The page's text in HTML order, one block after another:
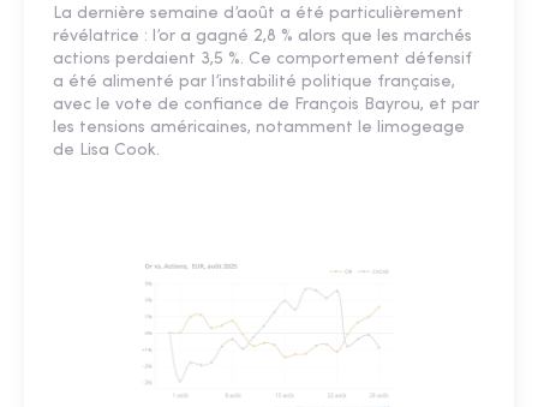
La dernière semaine d’août a été particulièrement
révélatrice : l’or a gagné 2,8 % alors que les marchés
actions perdaient 3,5 %. Ce comportement défensif
a été alimenté par l’instabilité politique française,
avec le vote de confiance de François Bayrou, et par
les tensions américaines, notamment le limogeage
de Lisa Cook.